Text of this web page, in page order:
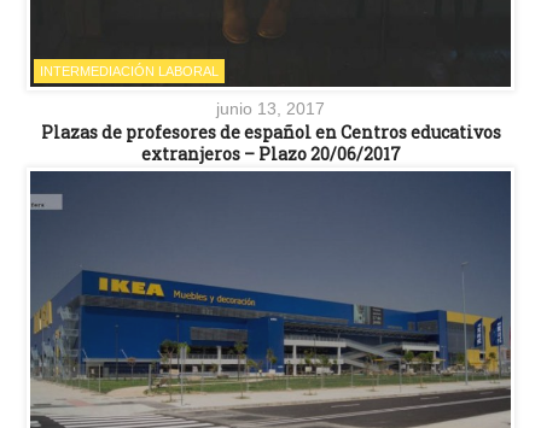
INTERMEDIACIÓN LABORAL
junio 13, 2017
Plazas de profesores de español en Centros educativos
extranjeros – Plazo 20/06/2017